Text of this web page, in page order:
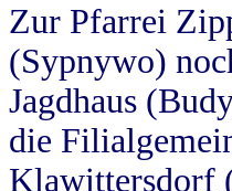
Zur Pfarrei
(Sypnywo)
Jagdhaus
die
Klawittersdorf